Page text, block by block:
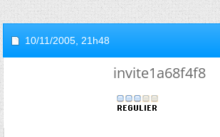
10/11/2005, 21h48
invite1a68f4f8